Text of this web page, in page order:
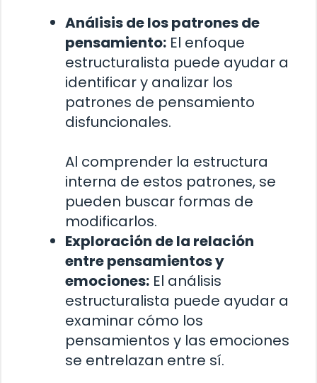
Análisis de los patrones de
pensamiento: El enfoque
estructuralista puede ayudar a
identificar y analizar los
patrones de pensamiento
disfuncionales.
Al comprender la estructura
interna de estos patrones, se
pueden buscar formas de
modificarlos.
Exploración de la relación
entre pensamientos y
emociones: El análisis
estructuralista puede ayudar a
examinar cómo los
pensamientos y las emociones
se entrelazan entre sí.